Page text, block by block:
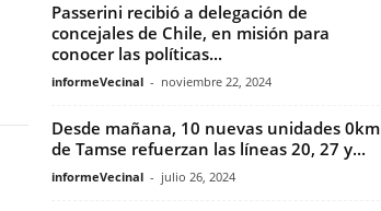
Passerini recibió a delegación de
concejales de Chile, en misión para
conocer las políticas...
informeVecinal - noviembre 22, 2024
Desde mañana, 10 nuevas unidades 0km
de Tamse refuerzan las líneas 20, 27 y...
informeVecinal - julio 26, 2024